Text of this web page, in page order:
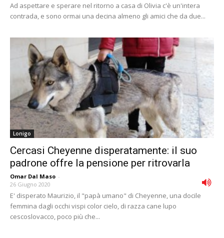
Ad aspettare e sperare nel ritorno a casa di Olivia c'è un'intera
contrada, e sono ormai una decina almeno gli amici che da due...
Lonigo
Cercasi Cheyenne disperatamente: il suo
padrone offre la pensione per ritrovarla
Omar Dal Maso -
26 Giugno 2020
E' disperato Maurizio, il "papà umano" di Cheyenne, una docile
femmina dagli occhi vispi color cielo, di razza cane lupo
cescoslovacco, poco più che...